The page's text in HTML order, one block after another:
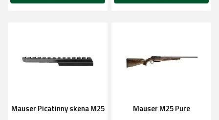
Mauser Picatinny skena M25 Mauser M25 Pure